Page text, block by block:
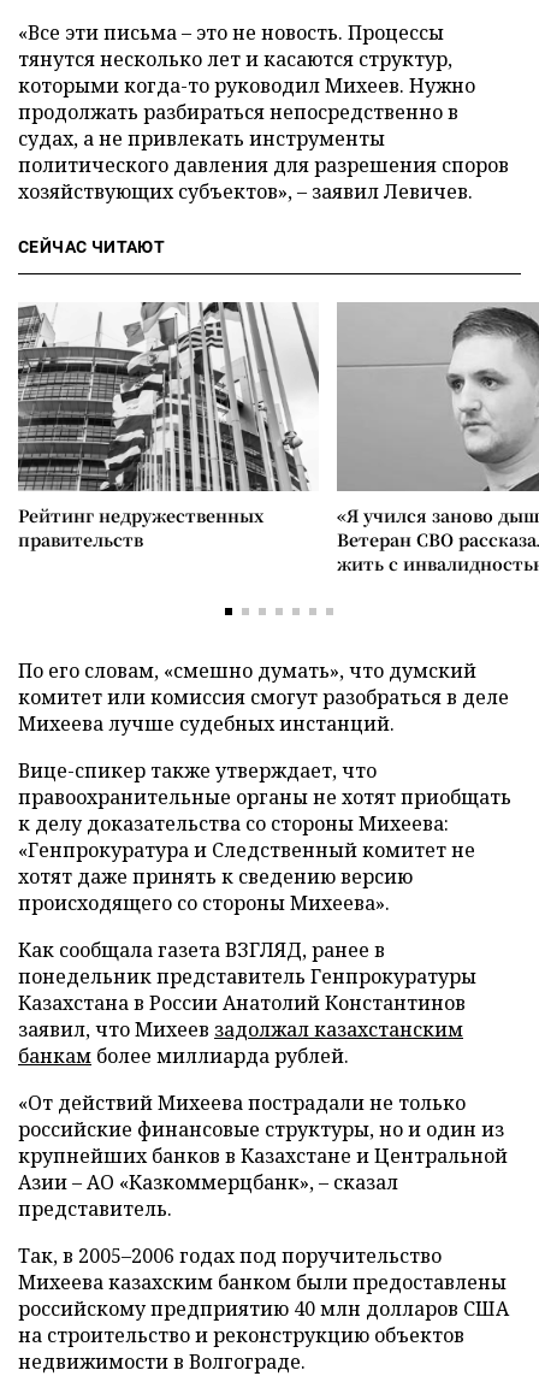
«Все эти письма – это не новость. Процессы
тянутся несколько лет и касаются структур,
которыми когда-то руководил Михеев. Нужно
продолжать разбираться непосредственно в
судах, а не привлекать инструменты
политического давления для разрешения споров
хозяйствующих субъектов»,– заявил Левичев.
СЕЙЧАС ЧИТАЮТ
Рейтинг недружественных
правительств
«Я учился заново
Ветеран СВО
жить с
По его словам, «смешно думать», что думский
комитет или комиссия смогут разобраться в деле
Михеева лучше судебных инстанций.
Вице-спикер также утверждает, что
правоохранительные органы не хотят приобщать
к делу доказательства со стороны Михеева:
«Генпрокуратура и Следственный комитет не
хотят даже принять к сведению версию
происходящего со стороны Михеева».
Как сообщала газета ВЗГЛЯД, ранее в
понедельник представитель Генпрокуратуры
Казахстана в России Анатолий Константинов
заявил, что Михеев задолжал казахстанским
банкам более миллиарда рублей.
«От действий Михеева пострадали не только
российские финансовые структуры, но и один из
крупнейших банков в Казахстане и Центральной
Азии – АО «Казкоммерцбанк»,– сказал
представитель.
Так, в 2005–2006 годах под поручительство
Михеева казахским банком были предоставлены
российскому предприятию 40 млн долларов США
на строительство и реконструкцию объектов
недвижимости в Волгограде.